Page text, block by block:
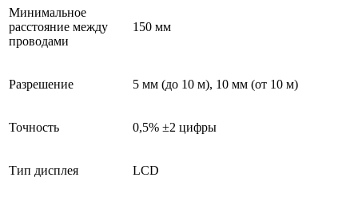
Минимальное
расстояние между
проводами
150 мм
Разрешение 5 мм (до 10 м), 10 мм (от 10 м)
Точность 0,5% ±2 цифры
Тип дисплея LCD